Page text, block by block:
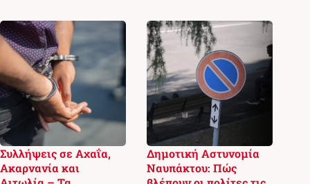
Συλλήψεις σε Αχαΐα,
Ακαρνανία και
Δημοτική Αστυνομία
Ναυπάκτου: Πώς